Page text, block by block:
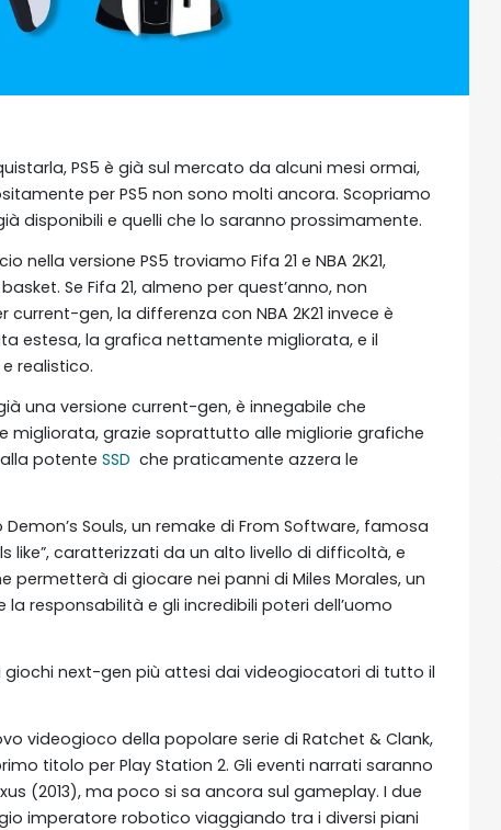
PS5 è già sul mercato da alcuni mesi ormai,
per PS5 non sono molti ancora. Scopriamo
disponibili e quelli che lo saranno prossimamente.
versione PS5 troviamo Fifa 21 e NBA 2K21,
Se Fifa 21, almeno per quest’anno, non
gen, la differenza con NBA 2K21 invece è
estesa, la grafica nettamente migliorata, e il
realistico.
una versione current-gen, è innegabile che
migliorata, grazie soprattutto alle migliorie grafiche
potente SSD che praticamente azzera le
Souls, un remake di From Software, famosa
like”, caratterizzati da un alto livello di difficoltà, e
permetterà di giocare nei panni di Miles Morales, un
responsabilità e gli incredibili poteri dell’uomo
next-gen più attesi dai videogiocatori di tutto il
videogioco della popolare serie di Ratchet & Clank,
titolo per Play Station 2. Gli eventi narrati saranno
(2013), ma poco si sa ancora sul gameplay. I due
imperatore robotico viaggiando tra i diversi piani